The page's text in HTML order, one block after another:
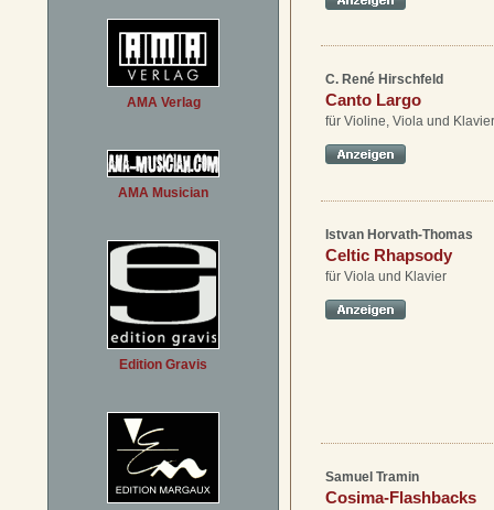
AMA Verlag
AMA Musician
Edition Gravis
C. René Hirschfeld
Canto Largo
für Violine, Viola und Klavier
Istvan Horvath-Thomas
Celtic Rhapsody
für Viola und Klavier
Samuel Tramin
Cosima-Flashbacks